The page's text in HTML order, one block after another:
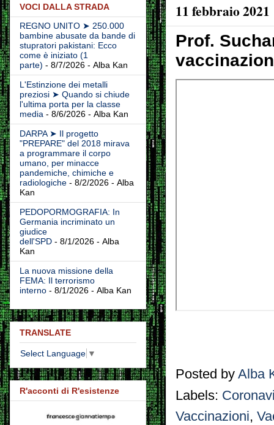
11 febbraio 2021
Prof.
Posted by Alba
Labels:
Vaccinazioni,
VOCI DALLA STRADA
REGNO UNITO ➤ 250.000
bambine abusate da bande di
stupratori pakistani: Ecco
come è iniziato (1
parte) - 8/7/2026 - Alba Kan
L'Estinzione dei metalli
preziosi ➤ Quando si chiude
l'ultima porta per la classe
media - 8/6/2026 - Alba Kan
DARPA ➤ Il progetto
"PREPARE" del 2018 mirava
a programmare il corpo
umano, per minacce
pandemiche, chimiche e
radiologiche - 8/2/2026 - Alba
Kan
PEDOPORMOGRAFIA: In
Germania incriminato un
giudice
dell'SPD - 8/1/2026 - Alba
Kan
La nuova missione della
FEMA: Il terrorismo
interno - 8/1/2026 - Alba Kan
TRANSLATE
Select Language ▼
R'acconti di R'esistenze